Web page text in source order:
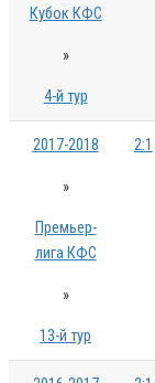
Кубок КФС
»
4-й тур
2017-2018
»
Премьер-
лига КФС
»
13-й тур
2:1